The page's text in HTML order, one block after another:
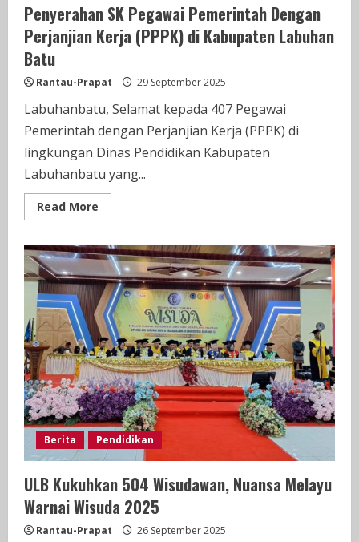
Penyerahan SK Pegawai Pemerintah Dengan
Perjanjian Kerja (PPPK) di Kabupaten Labuhan
Batu
Rantau-Prapat 29 September 2025
Labuhanbatu, Selamat kepada 407 Pegawai
Pemerintah dengan Perjanjian Kerja (PPPK) di
lingkungan Dinas Pendidikan Kabupaten
Labuhanbatu yang...
Read More
more
SK
Pegawai
Pemerintah
Dengan
Perjanjian
Kerja
(PPPK)
di
Kabupaten
Labuhan
Batu
Berita Pendidikan
ULB Kukuhkan 504 Wisudawan, Nuansa Melayu
Warnai Wisuda 2025
Rantau-Prapat 26 September 2025